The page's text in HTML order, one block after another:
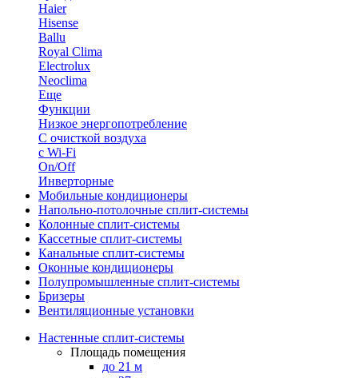
Haier
Hisense
Ballu
Royal Clima
Electrolux
Neoclima
Еще
Функции
Низкое энергопотребление
С очисткой воздуха
с Wi-Fi
On/Off
Инверторные
Мобильные кондиционеры
Напольно-потолоч​ные ​сплит-системы
Колонные ​​сплит-системы
Кассетные сплит-системы
Канальные сплит-системы
Оконные кондиционеры
Полупромышленные сплит-системы
Бризеры
Вентиляционные установки
Настенные сплит-системы
Площадь помещения
до 21 м